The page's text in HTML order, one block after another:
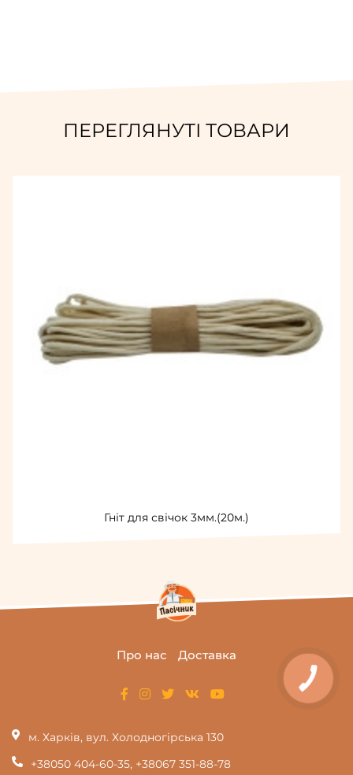
ПЕРЕГЛЯНУТІ ТОВАРИ
Гніт для свічок 3мм.(20м.)
Про нас Доставка
м. Харків, вул. Холодногірська 130
+38050 404-60-35, +38067 351-88-78
КНОПКА
ЗВ'ЯЗКУ